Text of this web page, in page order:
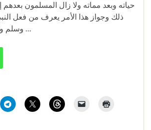
حياته وبعد مماته ولا زال المسلمون بعدهم
ذلك وجواز هذا الأمر يعرف من فعل
وسلم وذلك أنه صلى الله …